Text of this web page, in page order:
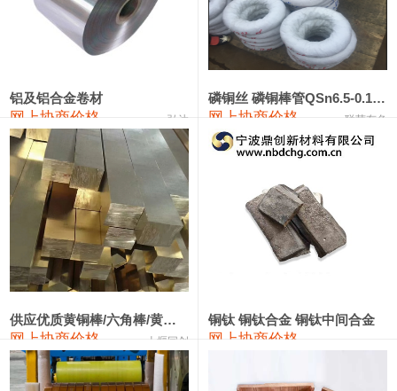
1#镁 17,000—18,000 17,500 0
18,900—19,100 19,000 100
1#电解锰(99.7%袋装) 18,000—18,200 18,100 100
1#铬 60,000—82,000
553#硅 9,300—9,500
441#硅 9,600—9,800 9,700
3303#硅 10,300—10,500 10,400
2202#硅 14,100—14,300
金属硅3303#-2202# 10,400—14,200 12,300 0
漆包线 111,970—115,970 113,970
铝及铝合金卷材
网上协商价格 弘达
磷铜丝 磷铜棒管QSn6.5-0.1 7-0.2 8-0.3
网上协商价格 联荣有色
供应优质黄铜棒/六角棒/黄铜方板
网上协商价格 十堰同创
铜钛 铜钛合金 铜钛中间合金
网上协商价格